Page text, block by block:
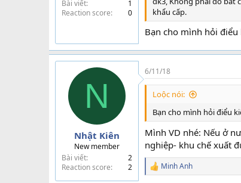
Bài viết
1
Reaction score
0
khẩu cấp.
Bạn cho mình hỏi điểu
N
Nhật Kiên
New member
Bài viết
2
Reaction score
2
6/11/18
Loộc nói:
Bạn cho mình hỏi điểu
Mình VD nhé: Nếu ở
nghiệp- khu chế xuất
R
Minh Anh